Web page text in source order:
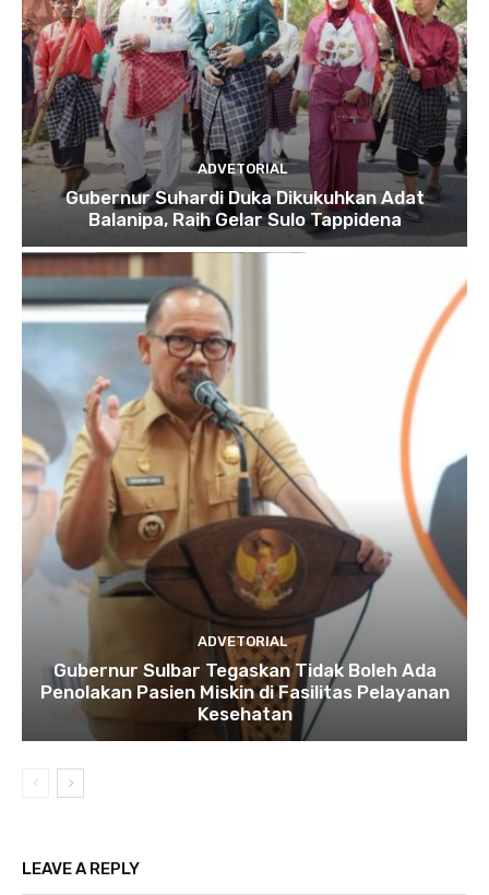
ADVETORIAL
Gubernur Suhardi Duka Dikukuhkan Adat
Balanipa, Raih Gelar Sulo Tappidena
ADVETORIAL
Gubernur Sulbar Tegaskan Tidak Boleh Ada
Penolakan Pasien Miskin di Fasilitas Pelayanan
Kesehatan
LEAVE A REPLY